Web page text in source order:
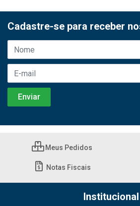
Cadastre-se para receber
Meus Pedidos
Notas Fiscais
Institucional